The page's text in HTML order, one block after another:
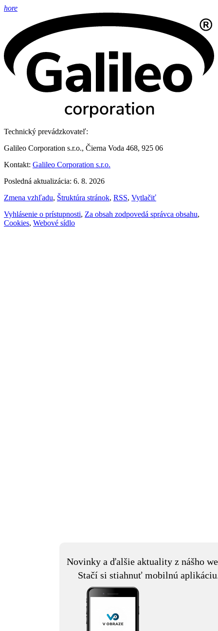
Novinky a ďalšie aktuality z nášho
Stačí si stiahnuť mobilnú
hore
Technický prevádzkovateľ:
Galileo Corporation s.r.o., Čierna Voda 468, 925 06
Kontakt: Galileo Corporation s.r.o.
Posledná aktualizácia: 6. 8. 2026
Zmena vzhľadu, Štruktúra stránok, RSS, Vytlačiť
Vyhlásenie o prístupnosti, Za obsah zodpovedá správca obsahu,
Cookies, Webové sídlo